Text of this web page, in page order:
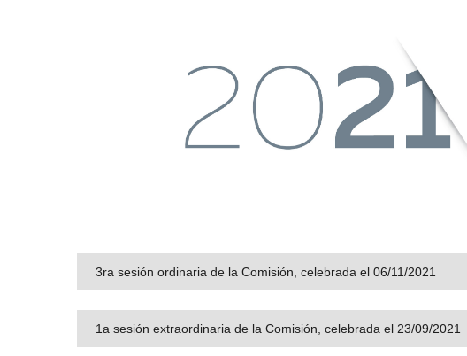
3ra sesión ordinaria de la Comisión, celebrada el 06/11/2021
1a sesión extraordinaria de la Comisión, celebrada el 23/09/2021